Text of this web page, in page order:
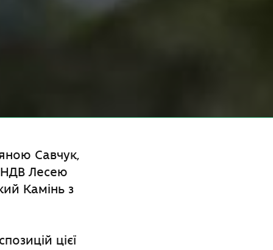
Савчук,
Лесею
Камінь з
цієї